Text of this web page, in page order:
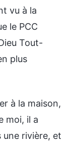
vu à la
le PCC
Tout-
plus
à la maison,
moi, il a
rivière, et